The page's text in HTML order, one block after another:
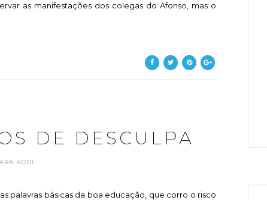
as manifestações dos colegas do Afonso, mas o
DE DESCULPA
RODI
palavras básicas da boa educação, que corro o risco